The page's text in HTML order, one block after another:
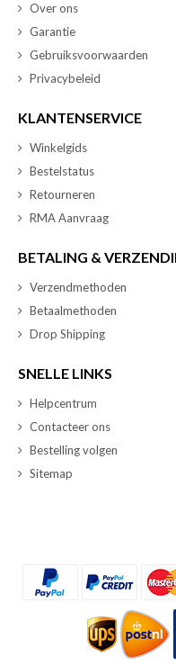
Over ons
Garantie
Gebruiksvoorwaarden
Privacybeleid
KLANTENSERVICE
Winkelgids
Bestelstatus
Retourneren
RMA Aanvraag
BETALING &
Verzendmethoden
Betaalmethoden
Drop Shipping
SNELLE LINKS
Helpcentrum
Contacteer ons
Bestelling volgen
Sitemap